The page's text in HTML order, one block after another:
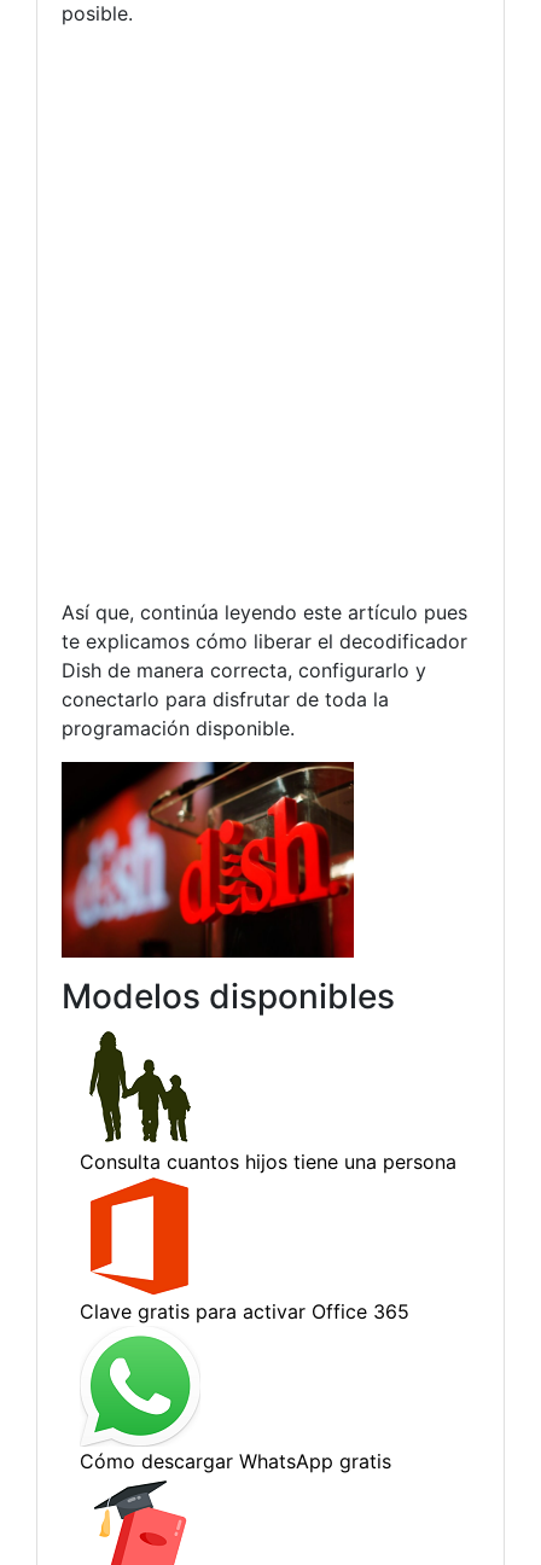
posible.
Así que, continúa leyendo este artículo pues
te explicamos cómo liberar el decodificador
Dish de manera correcta, configurarlo y
conectarlo para disfrutar de toda la
programación disponible.
Modelos disponibles